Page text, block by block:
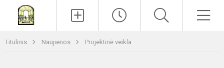
Titulinis Naujienos Projektinė veikla